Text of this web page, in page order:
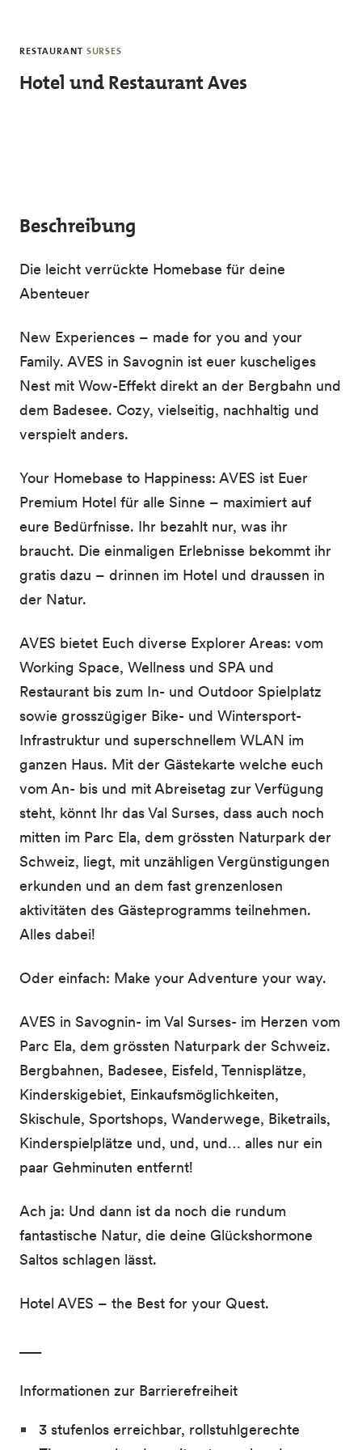
RESTAURANT SURSES
Hotel und Restaurant Aves
Beschreibung
Die leicht verrückte Homebase für deine
Abenteuer
New Experiences – made for you and your
Family. AVES in Savognin ist euer kuscheliges
Nest mit Wow-Effekt direkt an der Bergbahn und
dem Badesee. Cozy, vielseitig, nachhaltig und
verspielt anders.
Your Homebase to Happiness: AVES ist Euer
Premium Hotel für alle Sinne – maximiert auf
eure Bedürfnisse. Ihr bezahlt nur, was ihr
braucht. Die einmaligen Erlebnisse bekommt ihr
gratis dazu – drinnen im Hotel und draussen in
der Natur.
AVES bietet Euch diverse Explorer Areas: vom
Working Space, Wellness und SPA und
Restaurant bis zum In- und Outdoor Spielplatz
sowie grosszügiger Bike- und Wintersport-
Infrastruktur und superschnellem WLAN im
ganzen Haus. Mit der Gästekarte welche euch
vom An- bis und mit Abreisetag zur Verfügung
steht, könnt Ihr das Val Surses, dass auch noch
mitten im Parc Ela, dem grössten Naturpark der
Schweiz, liegt, mit unzähligen Vergünstigungen
erkunden und an dem fast grenzenlosen
aktivitäten des Gästeprogramms teilnehmen.
Alles dabei!
Oder einfach: Make your Adventure your way.
AVES in Savognin- im Val Surses- im Herzen vom
Parc Ela, dem grössten Naturpark der Schweiz.
Bergbahnen, Badesee, Eisfeld, Tennisplätze,
Kinderskigebiet, Einkaufsmöglichkeiten,
Skischule, Sportshops, Wanderwege, Biketrails,
Kinderspielplätze und, und, und… alles nur ein
paar Gehminuten entfernt!
Ach ja: Und dann ist da noch die rundum
fantastische Natur, die deine Glückshormone
Saltos schlagen lässt.
Hotel AVES – the Best for your Quest.
Informationen zur Barrierefreiheit
3 stufenlos erreichbar, rollstuhlgerechte